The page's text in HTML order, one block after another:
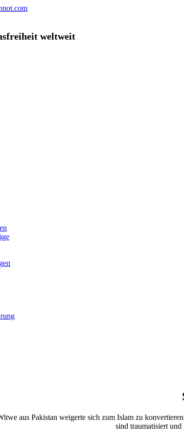
weltweit
aus Pakistan weigerte sich zum Islam zu
sind traumatisiert